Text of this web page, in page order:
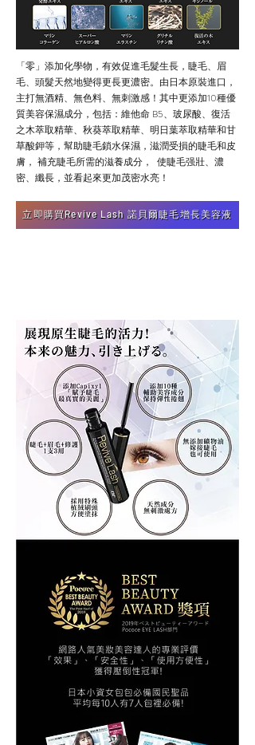
「零」添加化學物，有效促進毛髮生長，睫毛、眉
毛、頭髮天然地變得更長更濃密。由日本原裝進口，
主打無酒精、無色料、無刺激感！其中更添加10種優
質美容保濕成分，包括：維他命 B5、玻尿酸、復活
之木萃取精華、秋葵萃取精華、明日葉萃取精華和甘
草酸鉀等，幫助睫毛鎖水保濕，滋潤受損的睫毛和皮
膚， 補充睫毛所需的滋養成分， 使睫毛强壯、濃
密、纖長，並看起來更加茂密水亮！
立即購買Revive Lash 諾貝爾睫毛增長美容液